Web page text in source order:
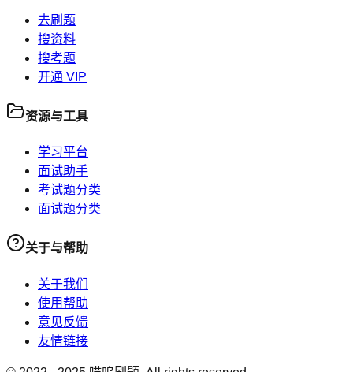
去刷题
搜资料
搜考题
开通 VIP
资源与工具
学习平台
面试助手
考试题分类
面试题分类
关于与帮助
关于我们
使用帮助
意见反馈
友情链接